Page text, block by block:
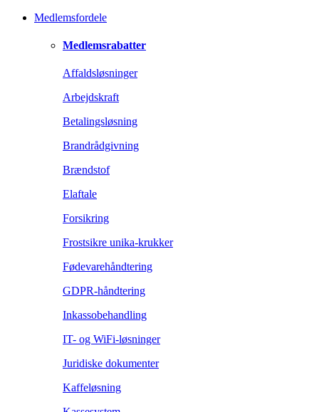
Medlemsfordele
Medlemsrabatter
Affaldsløsninger
Arbejdskraft
Betalingsløsning
Brandrådgivning
Brændstof
Elaftale
Forsikring
Frostsikre unika-krukker
Fødevarehåndtering
GDPR-håndtering
Inkassobehandling
IT- og WiFi-løsninger
Juridiske dokumenter
Kaffeløsning